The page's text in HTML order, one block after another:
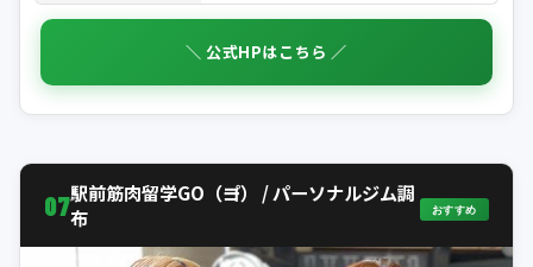
＼ 公式HPはこちら ／
07駅前筋肉留学GO（コ゚ー） / パーソナルジム調
布
おすすめ